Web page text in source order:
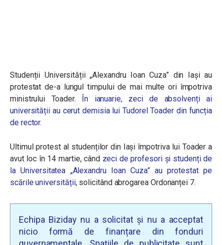
Studenții Universității „Alexandru Ioan Cuza” din Iași au
protestat de-a lungul timpului de mai multe ori împotriva
ministrului Toader. În ianuarie, zeci de absolvenți ai
universității au cerut demisia lui Tudorel Toader din funcția
de rector.
Ultimul protest al studenților din Iași împotriva lui Toader a
avut loc în 14 martie, când zeci de profesori și studenți de
la Universitatea „Alexandru Ioan Cuza” au protestat pe
scările universității, solicitând abrogarea Ordonanței 7.
Echipa Biziday nu a solicitat și nu a acceptat
nicio formă de finanțare din fonduri